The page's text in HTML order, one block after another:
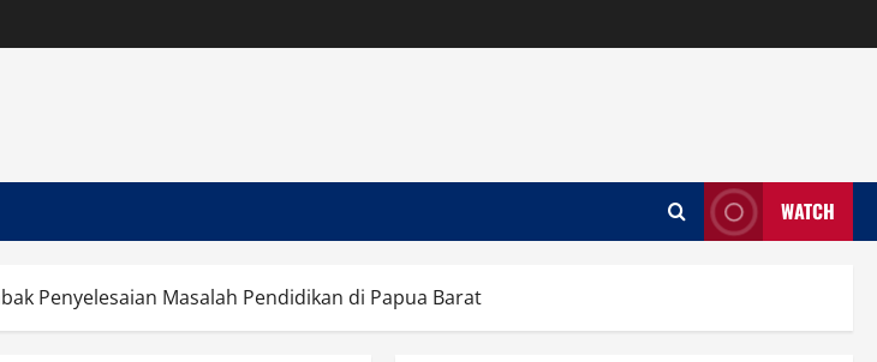
WATCH
Penyelesaian Masalah Pendidikan di Papua Barat